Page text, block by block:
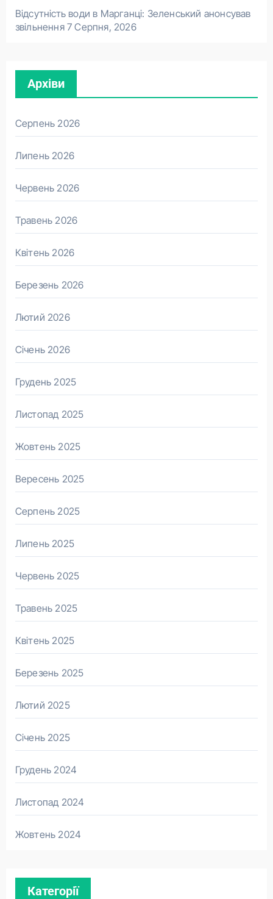
Відсутність води в Марганці: Зеленський анонсував
звільнення 7 Серпня, 2026
Архіви
Серпень 2026
Липень 2026
Червень 2026
Травень 2026
Квітень 2026
Березень 2026
Лютий 2026
Січень 2026
Грудень 2025
Листопад 2025
Жовтень 2025
Вересень 2025
Серпень 2025
Липень 2025
Червень 2025
Травень 2025
Квітень 2025
Березень 2025
Лютий 2025
Січень 2025
Грудень 2024
Листопад 2024
Жовтень 2024
Категорії